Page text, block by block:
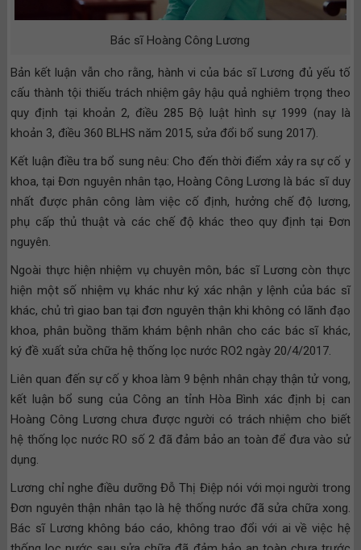
Bác sĩ Hoàng Công Lương
Bản kết luận vẫn cho rằng, hành vi của bác sĩ Lương đủ yếu tố
cấu thành tội thiếu trách nhiệm gây hậu quả nghiêm trọng theo
quy định tại khoản 2, điều 285 Bộ luật hình sự 1999 (nay là
khoản 3, điều 360 BLHS năm 2015, sửa đổi bổ sung 2017).
Kết luận điều tra bổ sung nêu: Cho đến thời điểm xảy ra sự cố y
khoa, tại Đơn nguyên nhân tạo, Hoàng Công Lương là bác sĩ duy
nhất được phân công làm việc cố định, hưởng chế độ lương,
phụ cấp thủ thuật và các chế độ khác theo quy định tại Đơn
nguyên.
Ngoài thực hiện nhiệm vụ chuyên môn, bác sĩ Lương còn thực
hiện một số nhiệm vụ khác như ký xác nhận y lệnh của bác sĩ
khác, chủ trì giao ban tại đơn nguyên thận khi không có lãnh đạo
khoa, phân buồng thăm khám bệnh nhân cho các bác sĩ khác,
ký đề xuất sửa chữa hệ thống lọc nước RO2 ngày 20/4/2017.
Liên quan đến sự cố y khoa làm 9 bệnh nhân chạy thận tử vong,
kết luận bổ sung của Công an tỉnh Hòa Bình xác định bị can
Hoàng Công Lương chưa được người có trách nhiệm cho biết
hệ thống lọc nước RO số 2 đã đảm bảo an toàn để đưa vào sử
dụng.
Lương chỉ nghe điều dưỡng Đỗ Thị Điệp nói với mọi người trong
Đơn nguyên thận nhân tạo là hệ thống nước đã sửa chữa xong.
Bác sĩ Lương không báo cáo, không trao đổi với ai về việc hệ